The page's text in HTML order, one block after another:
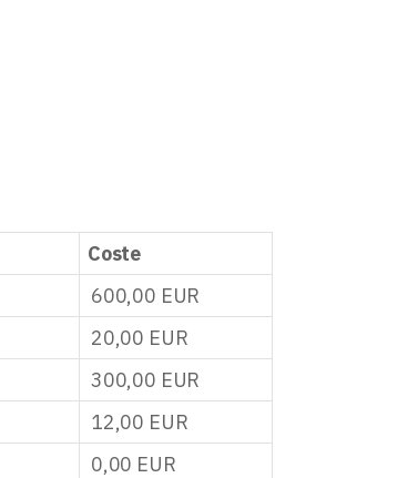
Coste
600,00 EUR
20,00 EUR
300,00 EUR
12,00 EUR
0,00 EUR